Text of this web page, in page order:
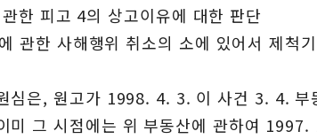
한 피고 4의 상고이유에 대한 판단
관한 사해행위 취소의 소에 있어서 제척
심은, 원고가 1998. 4. 3. 이 사건 3. 4.
미 그 시점에는 위 부동산에 관하여